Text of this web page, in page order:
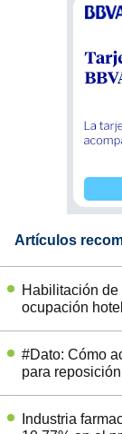
Artículos
Habilitación
ocupación
#Dato: Cómo
para
Industria